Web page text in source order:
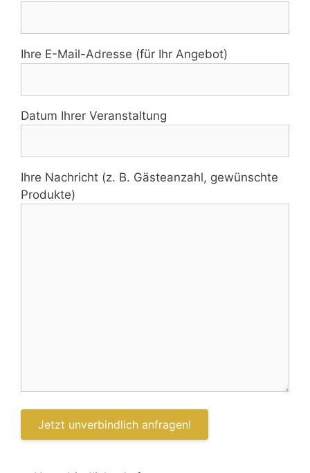
Ihre E-Mail-Adresse (für Ihr Angebot)
Datum Ihrer Veranstaltung
Ihre Nachricht (z. B. Gästeanzahl, gewünschte
Produkte)